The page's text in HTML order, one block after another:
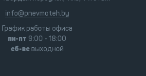
info@pnevmoteh.by
График работы офиса
пн-пт 9:00 - 18:00
сб-всвыходной